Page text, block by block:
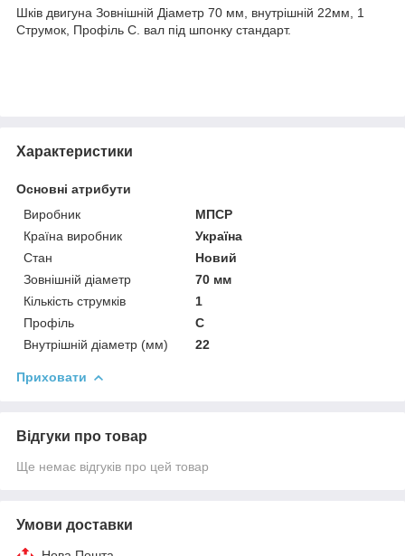
Шків двигуна Зовнішній Діаметр 70 мм, внутрішній 22мм, 1
Струмок, Профіль С. вал під шпонку стандарт.
Характеристики
Основні атрибути
Виробник
МПСР
Країна виробник
Україна
Стан
Новий
Зовнішній діаметр
70 мм
Кількість струмків
1
Профіль
С
Внутрішній діаметр (мм)
22
Приховати
Відгуки про товар
Ще немає відгуків про цей товар
Умови доставки